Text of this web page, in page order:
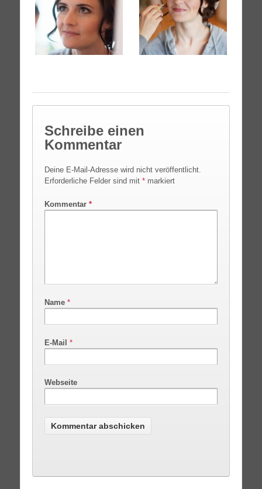
Schreibe einen
Kommentar
Deine E-Mail-Adresse wird nicht veröffentlicht.
Erforderliche Felder sind mit *markiert
Kommentar *
Name *
E-Mail *
Webseite